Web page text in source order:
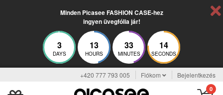
Minden Picasee FASHION CASE-hez
ingyen üvegfólia jár!
3
DAYS
13
HOURS
33
MINUTES
13
SECONDS
+420 777 793 005 Fiókom Bejelentkezés
0